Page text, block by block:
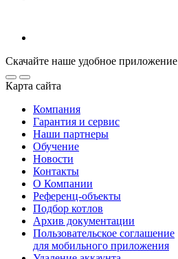
Скачайте наше удобное приложение
Карта сайта
Компания
Гарантия и сервис
Наши партнеры
Обучение
Новости
Контакты
О Компании
Референц-объекты
Подбор котлов
Архив документации
Пользовательское соглашение
для мобильного приложения